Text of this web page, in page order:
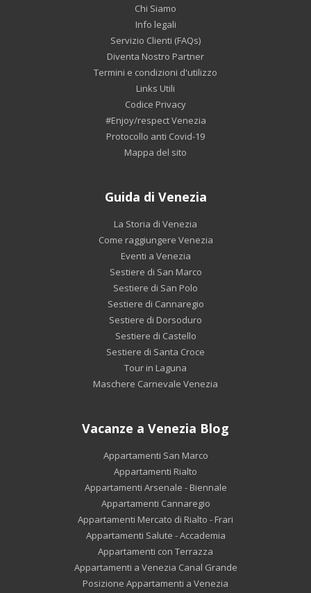
Chi Siamo
Info legali
Servizio Clienti (FAQs)
Diventa Nostro Partner
Termini e condizioni d'utilizzo
Links Utili
Codice Privacy
#Enjoy/respect Venezia
Protocollo anti Covid-19
Mappa del sito
Guida di Venezia
La Storia di Venezia
Come raggiungere Venezia
Eventi a Venezia
Sestiere di San Marco
Sestiere di San Polo
Sestiere di Cannaregio
Sestiere di Dorsoduro
Sestiere di Castello
Sestiere di Santa Croce
Tour in Laguna
Maschere Carnevale Venezia
Vacanze a Venezia Blog
Appartamenti San Marco
Appartamenti Rialto
Appartamenti Arsenale - Biennale
Appartamenti Cannaregio
Appartamenti Mercato di Rialto - Frari
Appartamenti Salute - Accademia
Appartamenti con Terrazza
Appartamenti a Venezia Canal Grande
Posizione Appartamenti a Venezia